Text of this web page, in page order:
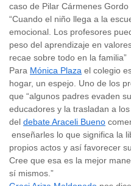
caso de Pilar Cármenes
“Cuando el niño llega a la
emocional. Los profesores
peso del aprendizaje en
recae sobre todo en la familia”
Para Mónica Plaza el colegio
hogar, un espejo. Uno de los
que “algunos padres evaden
educadores y la trasladan a
del debate Araceli Bueno
enseñarles lo que significa la
propios actos y así favorecer
Cree que esa es la mejor
sí mismos.”